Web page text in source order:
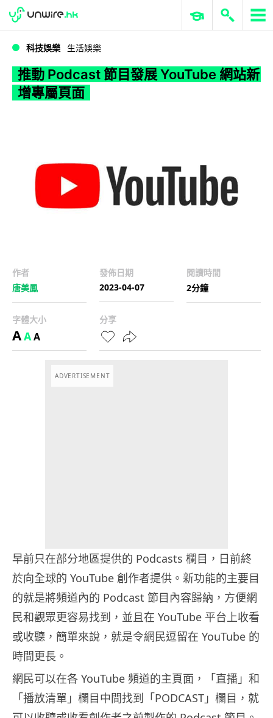
WWDC 2026 ERP 與商業 AI
科技娛樂 生活娛樂
推動 Podcast 節目發展 YouTube 網站新
增專屬頁面
作者
唐美鳳
發佈日期
2023-04-07
閱讀時間
2分鐘
字體大小
AAA
分享
ADVERTISEMENT
早前只在部分地區提供的 Podcasts 欄目，日前終
於向全球的 YouTube 創作者提供。新功能的主要目
的就是將頻道內的 Podcast 節目內容歸納，方便網
民和觀眾更容易找到，並且在 YouTube 平台上收看
或收聽，簡單來說，就是令網民逗留在 YouTube 的
時間更長。
網民可以在各 YouTube 頻道的主頁面，「直播」和
「播放清單」欄目中間找到「PODCAST」欄目，就